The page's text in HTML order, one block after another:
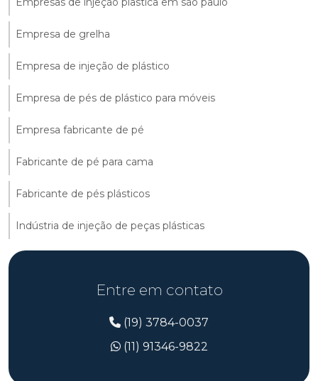
Empresa de grelha
Empresa de injeção de plástico
Empresa de pés de plástico para móveis
Empresa fabricante de pé
Fabricante de pé para cama
Fabricante de pés plásticos
Indústria de injeção de peças plásticas
Entre em contato
(19) 3784-0037
(11) 91346-9822